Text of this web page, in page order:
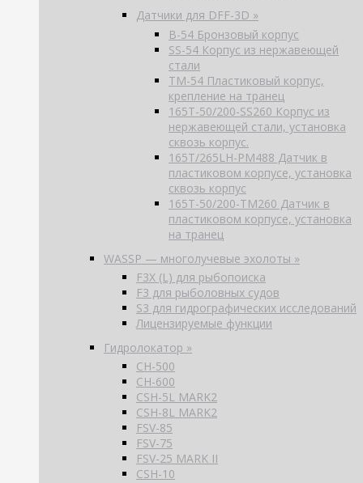
Датчики для DFF-3D »
B-54 Бронзовый корпус
SS-54 Корпус из нержавеющей
стали
TM-54 Пластиковый корпус,
крепление на транец
165T-50/200-SS260 Корпус из
нержавеющей стали, установка
сквозь корпус.
165T/265LH-PM488 Датчик в
пластиковом корпусе, установка
сквозь корпус
165T-50/200-TM260 Датчик в
пластиковом корпусе, установка
на транец
WASSP — многолучевые эхолоты »
F3X (L) для рыбопоиска
F3 для рыболовных судов
S3 для гидрографических исследований
Лицензируемые функции
Гидролокатор »
CH-500
CH-600
CSH-5L MARK2
CSH-8L MARK2
FSV-85
FSV-75
FSV-25 MARK II
CSH-10